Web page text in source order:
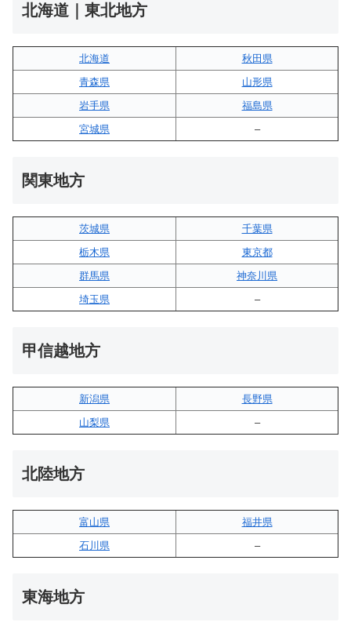
北海道｜東北地方
北海道
秋田県
青森県
山形県
岩手県
福島県
宮城県
–
関東地方
茨城県
千葉県
栃木県
東京都
群馬県
神奈川県
埼玉県
–
甲信越地方
新潟県
長野県
山梨県
–
北陸地方
富山県
福井県
石川県
–
東海地方